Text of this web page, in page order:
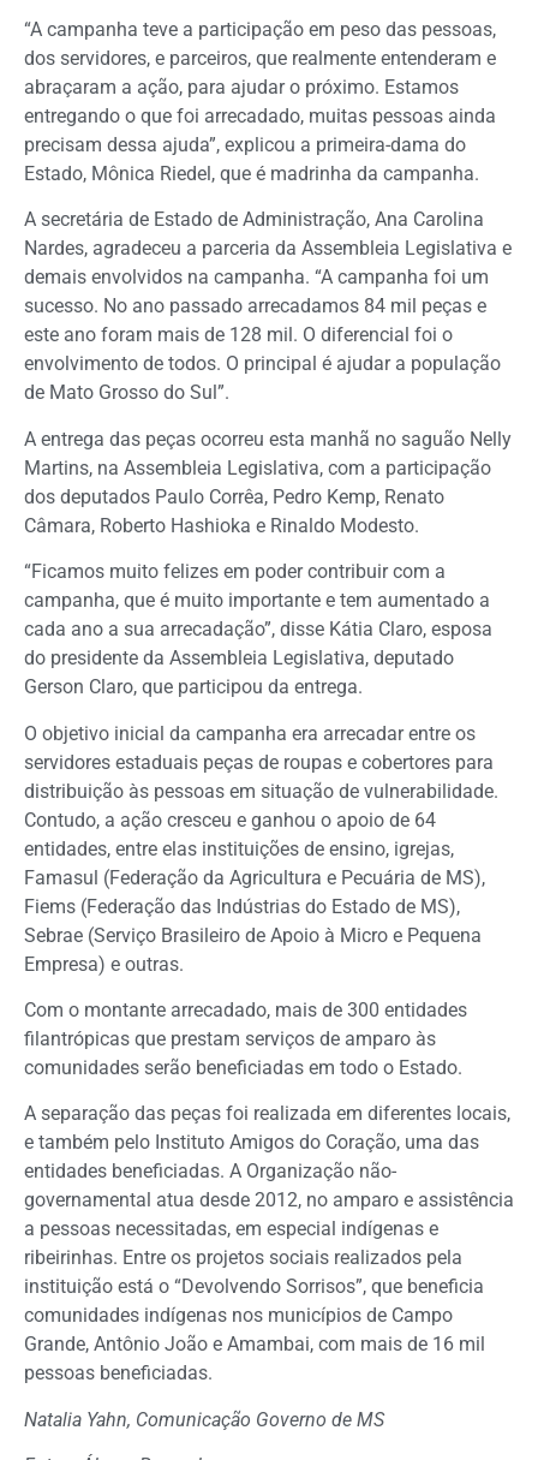
“A campanha teve a participação em peso das pessoas,
dos servidores, e parceiros, que realmente entenderam e
abraçaram a ação, para ajudar o próximo. Estamos
entregando o que foi arrecadado, muitas pessoas ainda
precisam dessa ajuda”, explicou a primeira-dama do
Estado, Mônica Riedel, que é madrinha da campanha.
A secretária de Estado de Administração, Ana Carolina
Nardes, agradeceu a parceria da Assembleia Legislativa e
demais envolvidos na campanha. “A campanha foi um
sucesso. No ano passado arrecadamos 84 mil peças e
este ano foram mais de 128 mil. O diferencial foi o
envolvimento de todos. O principal é ajudar a população
de Mato Grosso do Sul”.
A entrega das peças ocorreu esta manhã no saguão Nelly
Martins, na Assembleia Legislativa, com a participação
dos deputados Paulo Corrêa, Pedro Kemp, Renato
Câmara, Roberto Hashioka e Rinaldo Modesto.
“Ficamos muito felizes em poder contribuir com a
campanha, que é muito importante e tem aumentado a
cada ano a sua arrecadação”, disse Kátia Claro, esposa
do presidente da Assembleia Legislativa, deputado
Gerson Claro, que participou da entrega.
O objetivo inicial da campanha era arrecadar entre os
servidores estaduais peças de roupas e cobertores para
distribuição às pessoas em situação de vulnerabilidade.
Contudo, a ação cresceu e ganhou o apoio de 64
entidades, entre elas instituições de ensino, igrejas,
Famasul (Federação da Agricultura e Pecuária de MS),
Fiems (Federação das Indústrias do Estado de MS),
Sebrae (Serviço Brasileiro de Apoio à Micro e Pequena
Empresa) e outras.
Com o montante arrecadado, mais de 300 entidades
filantrópicas que prestam serviços de amparo às
comunidades serão beneficiadas em todo o Estado.
A separação das peças foi realizada em diferentes locais,
e também pelo Instituto Amigos do Coração, uma das
entidades beneficiadas. A Organização não-
governamental atua desde 2012, no amparo e assistência
a pessoas necessitadas, em especial indígenas e
ribeirinhas. Entre os projetos sociais realizados pela
instituição está o “Devolvendo Sorrisos”, que beneficia
comunidades indígenas nos municípios de Campo
Grande, Antônio João e Amambai, com mais de 16 mil
pessoas beneficiadas.
Natalia Yahn, Comunicação Governo de MS